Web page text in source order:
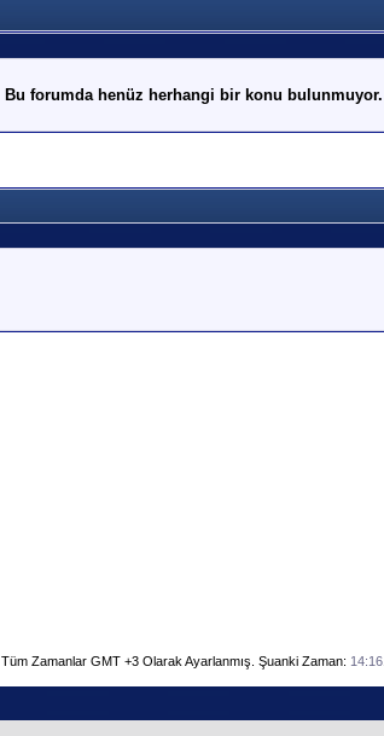
Bu forumda henüz herhangi bir konu bulunmuyor.
Tüm Zamanlar GMT +3 Olarak Ayarlanmış. Şuanki Zaman: 14:16.